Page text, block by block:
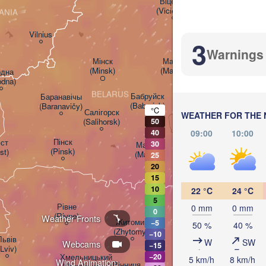
3Warnings
WEATHER FOR THE
09:00
10:00
22 °C
0 mm
50 %
W
5 km/h
24 °C
0 mm
40 %
SW
8 km/h
Wind Animation:
Webcams
Weather Fronts
Мінск
(Minsk)
Гомель
(Homieĺ)
Vilnius
Бабруйск
(Babrujsk)
Баранавічы
(Baranavičy)
Житомир
(Zhytomyr)
Черкаси
Хмельницький
Чернігів
Рівне
(Rivne)
Пінск
(Pinsk)
Мазыр
(Mazyr)
Салігорск
(Salihorsk)
(Viciebsk)
Магілёў
(Mahilioŭ)
BELARUS
°C
50
40
30
25
20
15
10
5
0
−5
−10
−15
−20